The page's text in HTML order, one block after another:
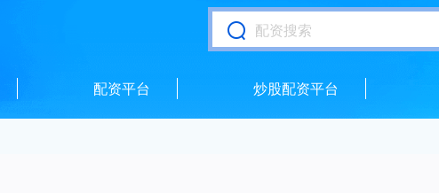
配资平台 炒股配资平台